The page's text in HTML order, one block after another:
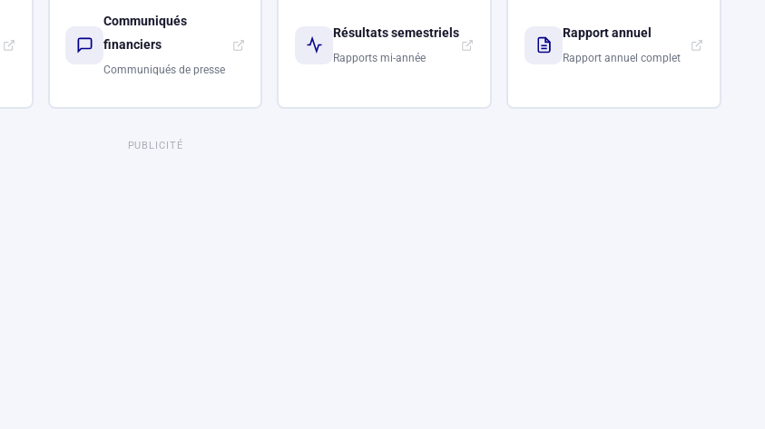
Communiqués
financiers
Communiqués de presse
Résultats semestriels
Rapports mi-année
Rapport annuel
Rapport annuel complet
PUBLICITÉ